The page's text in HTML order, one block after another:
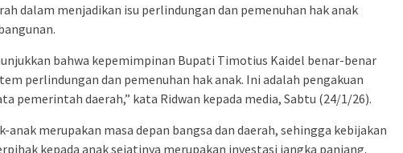
dalam menjadikan isu perlindungan dan pemenuhan hak anak
bahwa kepemimpinan Bupati Timotius Kaidel benar-benar
perlindungan dan pemenuhan hak anak. Ini adalah pengakuan
pemerintah daerah,” kata Ridwan kepada media, Sabtu (24/1/26).
anak merupakan masa depan bangsa dan daerah, sehingga kebijakan
kepada anak sejatinya merupakan investasi jangka panjang.